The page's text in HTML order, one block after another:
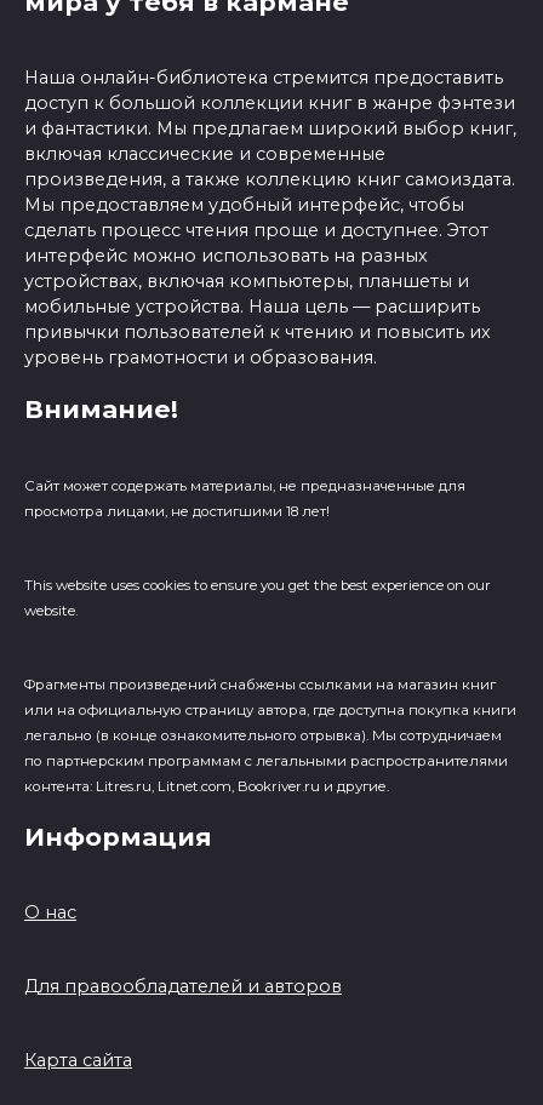
Наша онлайн-библиотека стремится предоставить
доступ к большой коллекции книг в жанре фэнтези
и фантастики. Мы предлагаем широкий выбор книг,
включая классические и современные
произведения, а также коллекцию книг самоиздата.
Мы предоставляем удобный интерфейс, чтобы
сделать процесс чтения проще и доступнее. Этот
интерфейс можно использовать на разных
устройствах, включая компьютеры, планшеты и
мобильные устройства. Наша цель — расширить
привычки пользователей к чтению и повысить их
уровень грамотности и образования.
Внимание!
Сайт может содержать материалы, не предназначенные для
просмотра лицами, не достигшими 18 лет!
This website uses cookies to ensure you get the best experience on our
website.
Фрагменты произведений cнабжены ссылками на магазин книг
или на официальную страницу автора, где доступна покупка книги
легально (в конце ознакомительного отрывка). Мы сотрудничаем
по партнерским программам с легальными распространителями
контента: Litres.ru, Litnet.com, Bookriver.ru и другие.
Информация
О нас
Для правообладателей и авторов
Карта сайта